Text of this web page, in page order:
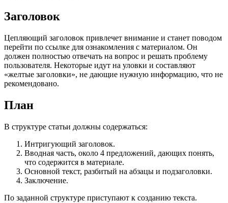
Заголовок
Цепляющий заголовок привлечет внимание и станет поводом
перейти по ссылке для ознакомления с материалом. Он
должен полностью отвечать на вопрос и решать проблему
пользователя. Некоторые идут на уловки и составляют
«желтые заголовки», не дающие нужную информацию, что не
рекомендовано.
План
В структуре статьи должны содержаться:
Интригующий заголовок.
Вводная часть, около 4 предложений, дающих понять,
что содержится в материале.
Основной текст, разбитый на абзацы и подзаголовки.
Заключение.
По заданной структуре приступают к созданию текста.